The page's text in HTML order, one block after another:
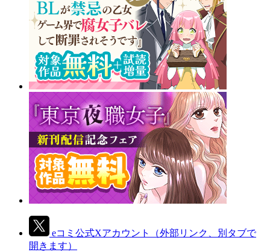
eコミ公式Xアカウント
（外部リンク、別タブで
開きます）